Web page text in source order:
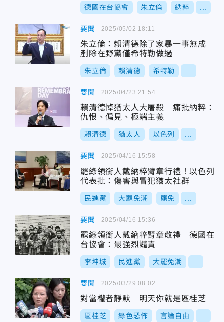
德國在台協會 朱立倫 納粹
要聞
朱立倫：賴清德除了家暴一事無成
剷除在野黨僅希特勒做過
朱立倫 賴清德 希特勒
2025/05/02 18:11
要聞
賴清德悼猶太人大屠殺 痛批納粹：
仇恨、偏見、極端主義
賴清德 猶太人 以色列
2025/04/23 21:54
要聞
罷綠領銜人戴納粹臂章行禮！以色列
代表批：傷害與冒犯猶太社群
民進黨 大罷免潮 罷免
2025/04/16 15:58
要聞
罷綠領銜人戴納粹臂章敬禮 德國在
台協會：最強烈譴責
李坤城 民進黨 大罷免潮
2025/04/16 15:36
要聞
對當權者靜默 明天你就是區桂芝
區桂芝 綠色恐怖 言論自由
2025/03/29 08:02